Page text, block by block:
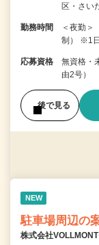
区・さい
勤務時間
＜夜勤＞
制） ※1
応募資格
無資格・
由2号）
後で見る
NEW
駐車場周辺の
株式会社